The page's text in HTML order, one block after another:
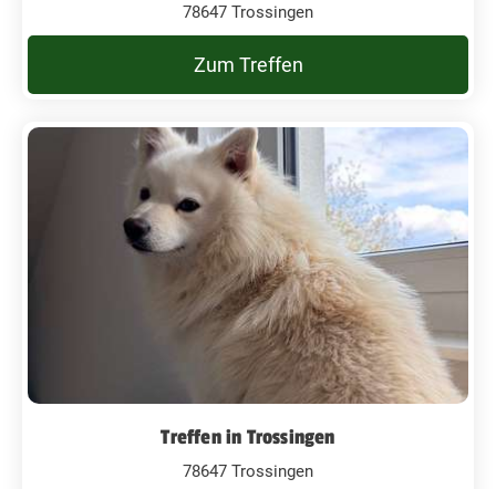
78647 Trossingen
Zum Treffen
Treffen in Trossingen
78647 Trossingen